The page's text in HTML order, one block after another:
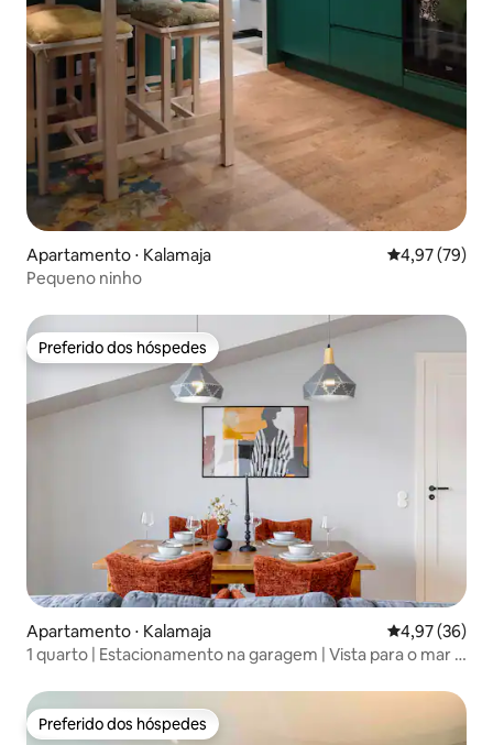
Apartamento ⋅ Kalamaja 4,97 de uma
4,97 (79)
Pequeno ninho
Preferido dos hóspedes
Preferido dos hóspedes
Apartamento ⋅ Kalamaja 4,97 de uma
4,97 (36)
1 quarto | Estacionamento na garagem | Vista para o mar |
Preferido dos hóspedes
Preferido dos hóspedes